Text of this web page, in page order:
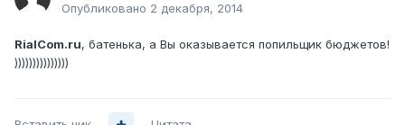
Опубликовано 2 декабря, 2014
RialCom.ru, батенька, а Вы оказывается попильщик бюджетов!
)))))))))))))))